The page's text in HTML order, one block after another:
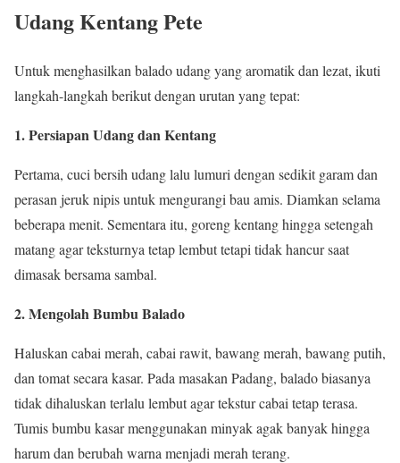
Udang Kentang Pete
Untuk menghasilkan balado udang yang aromatik dan lezat, ikuti
langkah-langkah berikut dengan urutan yang tepat:
1. Persiapan Udang dan Kentang
Pertama, cuci bersih udang lalu lumuri dengan sedikit garam dan
perasan jeruk nipis untuk mengurangi bau amis. Diamkan selama
beberapa menit. Sementara itu, goreng kentang hingga setengah
matang agar teksturnya tetap lembut tetapi tidak hancur saat
dimasak bersama sambal.
2. Mengolah Bumbu Balado
Haluskan cabai merah, cabai rawit, bawang merah, bawang putih,
dan tomat secara kasar. Pada masakan Padang, balado biasanya
tidak dihaluskan terlalu lembut agar tekstur cabai tetap terasa.
Tumis bumbu kasar menggunakan minyak agak banyak hingga
harum dan berubah warna menjadi merah terang.